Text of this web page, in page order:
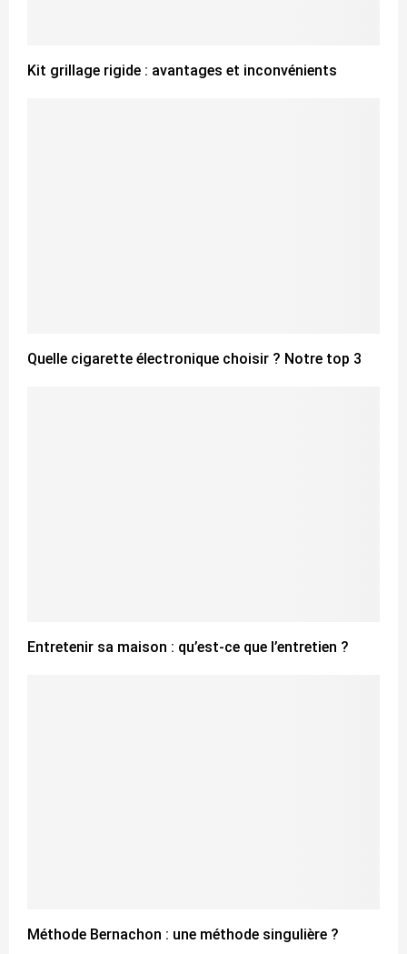
Kit grillage rigide : avantages et inconvénients
Quelle cigarette électronique choisir ? Notre top 3
Entretenir sa maison : qu’est-ce que l’entretien ?
Méthode Bernachon : une méthode singulière ?